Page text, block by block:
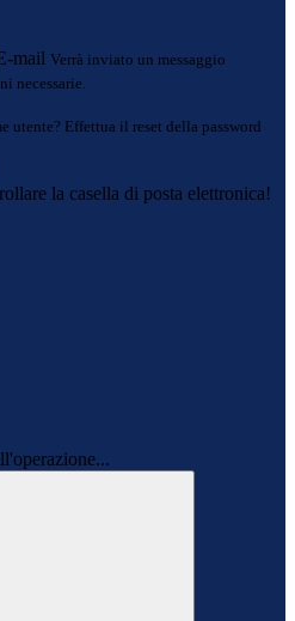
mail Verrà inviato un messaggio
necessarie.
utente? Effettua il reset della password
la casella di posta elettronica!